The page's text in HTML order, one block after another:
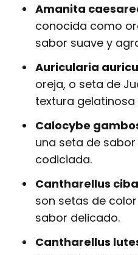
Amanita
conocida como
sabor suave y
Auricularia
oreja, o seta de
textura
Calocybe
una seta de
codiciada.
Cantharellus
son setas de
sabor delicado.
Cantharellus